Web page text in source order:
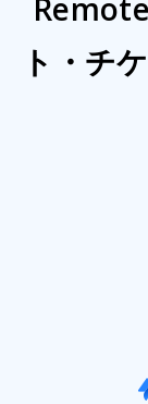
ト・チ